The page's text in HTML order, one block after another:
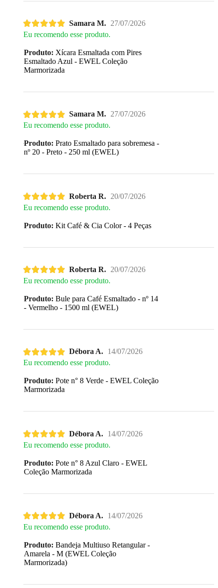
Samara M. 27/07/2026
Eu recomendo esse produto.
Produto: Xícara Esmaltada com Pires
Esmaltado Azul - EWEL Coleção
Marmorizada
Samara M. 27/07/2026
Eu recomendo esse produto.
Produto: Prato Esmaltado para sobremesa -
nº 20 - Preto - 250 ml (EWEL)
Roberta R. 20/07/2026
Eu recomendo esse produto.
Produto: Kit Café & Cia Color - 4 Peças
Roberta R. 20/07/2026
Eu recomendo esse produto.
Produto: Bule para Café Esmaltado - nº 14
- Vermelho - 1500 ml (EWEL)
Débora A. 14/07/2026
Eu recomendo esse produto.
Produto: Pote n° 8 Verde - EWEL Coleção
Marmorizada
Débora A. 14/07/2026
Eu recomendo esse produto.
Produto: Pote n° 8 Azul Claro - EWEL
Coleção Marmorizada
Débora A. 14/07/2026
Eu recomendo esse produto.
Produto: Bandeja Multiuso Retangular -
Amarela - M (EWEL Coleção
Marmorizada)